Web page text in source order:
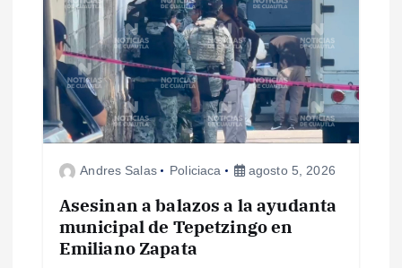
Andres Salas Policiaca agosto 5, 2026
Asesinan a balazos a la ayudanta
municipal de Tepetzingo en
Emiliano Zapata